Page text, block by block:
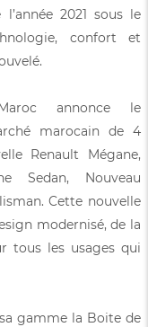
2021 sous le
confort et
annonce le
marocain de 4
Renault Mégane,
Sedan, Nouveau
Cette nouvelle
modernisé, de la
tous les usages qui
gamme la Boite de